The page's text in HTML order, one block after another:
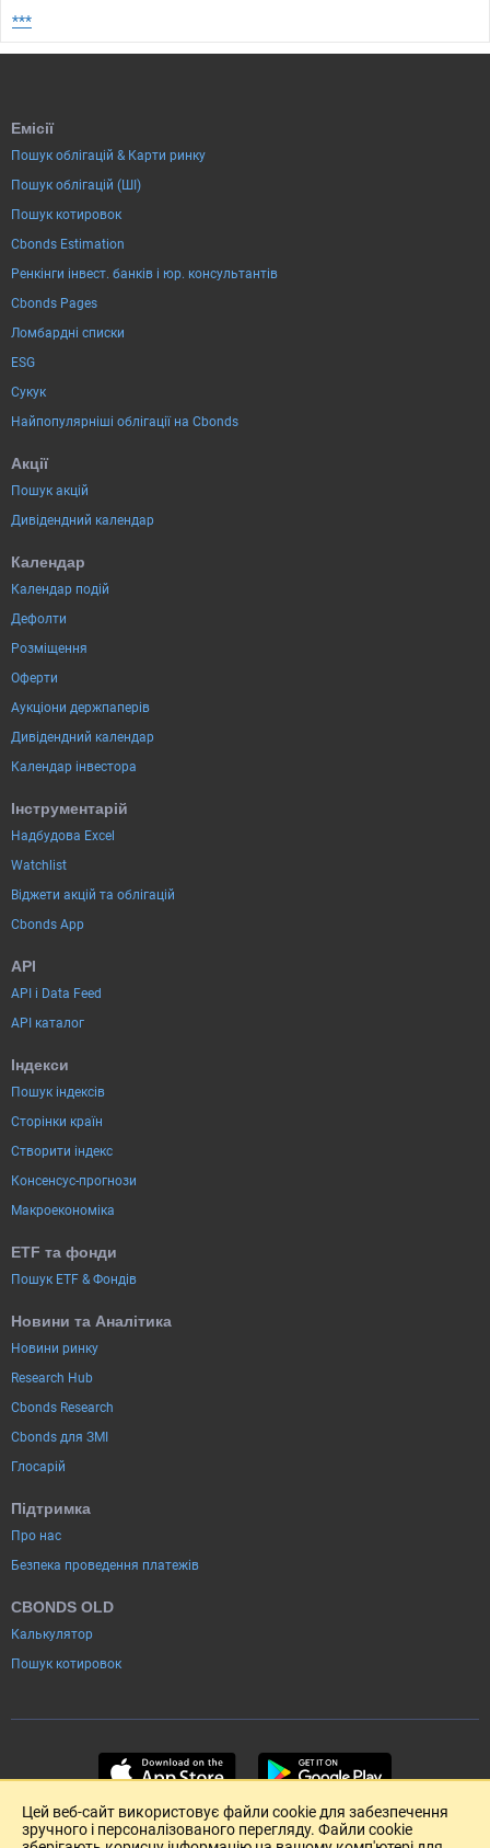
***
Емісії
Пошук облігацій & Карти ринку
Пошук облігацій (ШІ)
Пошук котировок
Cbonds Estimation
Ренкінги інвест. банків і юр. консультантів
Cbonds Pages
Ломбардні списки
ESG
Сукук
Найпопулярніші облігації на Cbonds
Акції
Пошук акцій
Дивідендний календар
Календар
Календар подій
Дефолти
Розміщення
Оферти
Аукціони держпаперів
Дивідендний календар
Календар інвестора
Інструментарій
Надбудова Excel
Watchlist
Віджети акцій та облігацій
Cbonds App
API
API і Data Feed
API каталог
Індекси
Пошук індексів
Сторінки країн
Створити індекс
Консенсус-прогнози
Макроекономіка
ETF та фонди
Пошук ETF & Фондів
Новини та Аналітика
Новини ринку
Research Hub
Cbonds Research
Cbonds для ЗМІ
Глосарій
Підтримка
Про нас
Безпека проведення платежів
CBONDS OLD
Калькулятор
Пошук котировок
Цей веб-сайт використовує файли cookie для забезпечення
зручного і персоналізованого перегляду. Файли cookie